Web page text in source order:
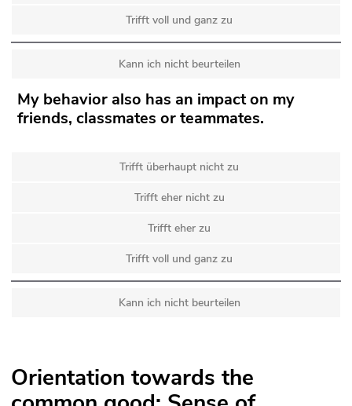
Trifft voll und ganz zu
Kann ich nicht beurteilen
My behavior also has an impact on my
friends, classmates or teammates.
Trifft überhaupt nicht zu
Trifft eher nicht zu
Trifft eher zu
Trifft voll und ganz zu
Kann ich nicht beurteilen
Orientation towards the